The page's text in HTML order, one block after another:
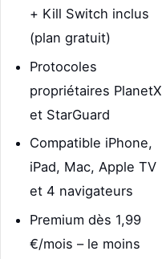
+ Kill Switch inclus
(plan gratuit)
Protocoles
propriétaires PlanetX
et StarGuard
Compatible iPhone,
iPad, Mac, Apple TV
et 4 navigateurs
Premium dès 1,99
€/mois – le moins